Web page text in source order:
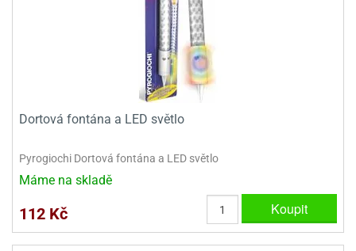
Dortová fontána a LED světlo
Pyrogiochi Dortová fontána a LED světlo
Máme na skladě
112 Kč Koupit